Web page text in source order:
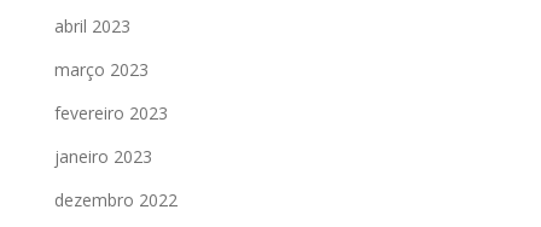
abril 2023
março 2023
fevereiro 2023
janeiro 2023
dezembro 2022